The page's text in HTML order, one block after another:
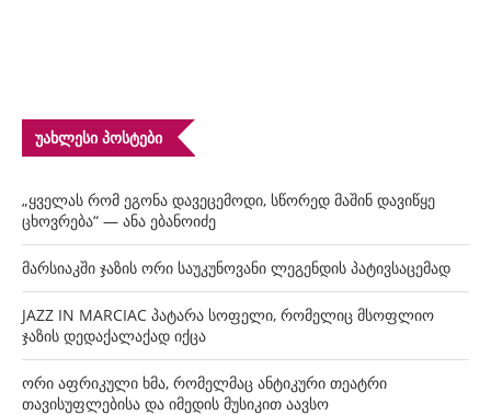
ᲣᲐᲮᲚᲔᲡᲘ ᲞᲝᲡᲢᲔᲑᲘ
„ყველას რომ ეგონა დავეცემოდი, სწორედ მაშინ დავიწყე
ცხოვრება“ — ანა ებანოიძე
მარსიაკში ჯაზის ორი საუკუნოვანი ლეგენდის პატივსაცემად
JAZZ IN MARCIAC პატარა სოფელი, რომელიც მსოფლიო
ჯაზის დედაქალაქად იქცა
ორი აფრიკული ხმა, რომელმაც ანტიკური თეატრი
თავისუფლებისა და იმედის მუსიკით აავსო